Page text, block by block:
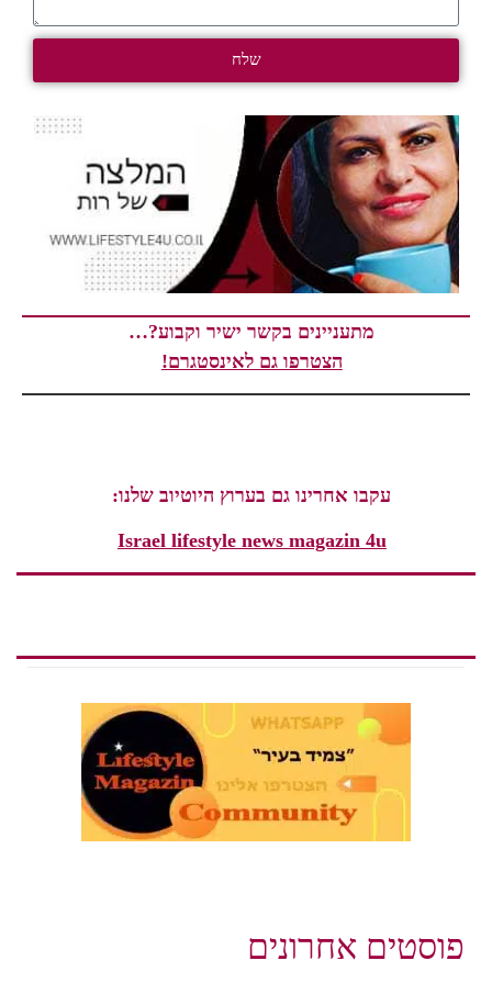
שלח
מתעניינים בקשר ישיר וקבוע?…
הצטרפו גם לאינסטגרם!
עקבו אחרינו גם בערוץ היוטיוב שלנו:
Israel lifestyle news magazin 4u
פוסטים אחרונים